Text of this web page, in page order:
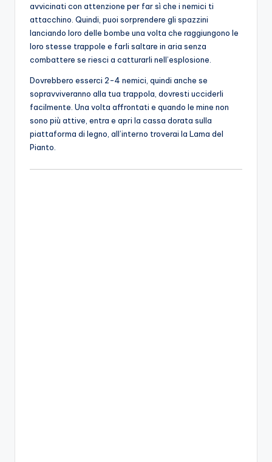
avvicinati con attenzione per far sì che i nemici ti
attacchino. Quindi, puoi sorprendere gli spazzini
lanciando loro delle bombe una volta che raggiungono le
loro stesse trappole e farli saltare in aria senza
combattere se riesci a catturarli nell’esplosione.
Dovrebbero esserci 2-4 nemici, quindi anche se
sopravviveranno alla tua trappola, dovresti ucciderli
facilmente. Una volta affrontati e quando le mine non
sono più attive, entra e apri la cassa dorata sulla
piattaforma di legno, all’interno troverai la Lama del
Pianto.